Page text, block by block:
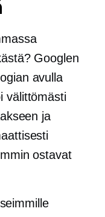
Googlen
avulla
välittömästi
ja
ostavat